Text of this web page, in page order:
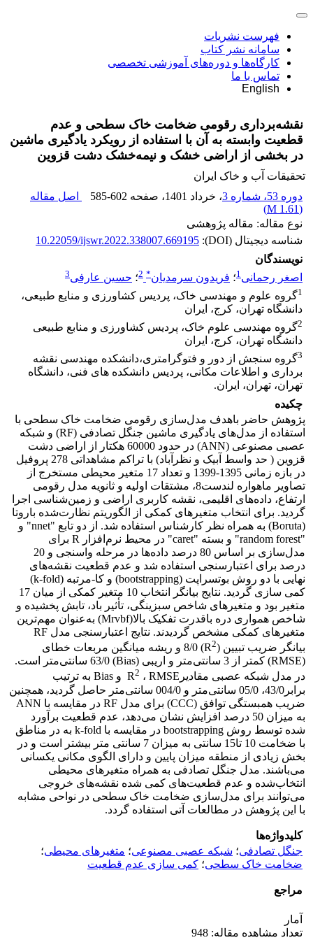
فهرست نشریات
سامانه نشر کتاب
کارگاه‌ها و دوره‌های آموزشی تخصصی
تماس با ما
English
نقشه‌برداری رقومی ضخامت خاک سطحی و عدم
قطعیت وابسته به آن با استفاده از رویکرد یادگیری ماشین
در بخشی از اراضی خشک و نیمه‌خشک دشت قزوین
تحقیقات آب و خاک ایران
دوره 53، شماره 3
، خرداد 1401 ، صفحه 585-602
اصل مقاله
(
1.61 M
)
نوع مقاله: مقاله پژوهشی
شناسه دیجیتال (DOI):
10.22059/ijswr.2022.338007.669195
نویسندگان
اصغر رحمانی1؛ فریدون سرمدیان*
2؛ حسین عارفی3
1گروه علوم و مهندسی خاک، پردیس کشاورزی و منایع طبیعی،
دانشگاه تهران، کرج، ایران
2گروه مهندسی علوم خاک، پردیس کشاورزی و منابع طبیعی
دانشگاه تهران، کرج، ایران
3گروه سنجش از دور و فتوگرامتری،دانشکده مهندسی نقشه
برداری و اطلاعات مکانی، پردیس دانشکده های فنی، دانشگاه
تهران، تهران، ایران.
چکیده
پژوهش حاضر باهدف مدل‌سازی رقومی ضخامت خاک سطحی با
استفاده از مدل‌های یادگیری ماشین جنگل تصادفی (RF) و شبکه
عصبی مصنوعی (ANN) در حدود 60000 هکتار از اراضی دشت
قزوین ( حد واسط آبیک و نظرآباد) با تراکم مشاهداتی 278 پروفیل
در بازه زمانی 1395-1399 و تعداد 17 متغیر محیطی مستخرج از
تصاویر ماهواره لندست8، مشتقات اولیه و ثانویه مدل رقومی
ارتفاع، داده‌های اقلیمی، نقشه کاربری اراضی و زمین‌شناسی اجرا
گردید. برای انتخاب متغیرهای کمکی از الگوریتم نظارت‌شده باروتا
(Boruta) به همراه نظر کارشناس استفاده شد. از دو تابع "nnet" و
"random forest" و بسته "caret" در محیط نرم‌افزار R برای
مدل‌سازی بر اساس 80 درصد داده‌ها در مرحله واسنجی و 20
درصد برای اعتبارسنجی استفاده شد و عدم قطعیت نقشه‌های
نهایی با دو روش بوتسراپت (bootstrapping) و کا-مرتبه (k-fold)
کمی سازی گردید. نتایج بیانگر انتخاب 10 متغیر کمکی از میان 17
متغیر بود و متغیرهای شاخص سبزینگی، تأثیر باد، تابش پخشیده و
شاخص همواری دره باقدرت تفکیک بالا(Mrvbf) به‌عنوان مهم‌ترین
متغیرهای کمکی مشخص گردیدند. نتایج اعتبارسنجی مدل RF
بیانگر ضریب تبیین (R2
) 8/0 و ریشه میانگین مربعات خطای
(RMSE) کمتر از 3 سانتی‌متر و اریبی (Bias) 63/0 سانتی‌متر است.
در مدل شبکه عصبی مقادیرR
2
، RMSE و Bias به ترتیب
برابر43/0، 05/0 سانتی‌متر و 004/0 سانتی‌متر حاصل گردید، همچنین
ضریب همبستگی توافق (CCC) برای مدل RF در مقایسه با ANN
به میزان 50 درصد افزایش نشان می‌دهد، عدم قطعیت برآورد
شده توسط روش bootstrapping در مقایسه با k-fold به در مناطق
با ضخامت 10 تا15 سانتی به میزان 7 سانتی متر بیشتر است و در
بخش زیادی از منطقه میزان پایین و دارای الگوی مکانی یکسانی
می‌باشند. مدل جنگل تصادفی به همراه متغیرهای محیطی
انتخاب‌شده و عدم قطعیت‌های کمی شده نقشه‌های خروجی
می‌توانند برای مدل‌سازی ضخامت خاک سطحی در نواحی مشابه
با این پژوهش در مطالعات آتی استفاده گردد.
کلیدواژه‌ها
جنگل تصادفی؛ شبکه عصبی مصنوعی؛ متغیرهای محیطی؛
ضخامت خاک سطحی؛ کمی سازی عدم قطعیت
مراجع
آمار
تعداد مشاهده مقاله: 948